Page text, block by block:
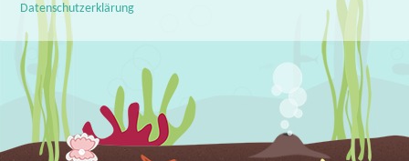
Datenschutzerklärung